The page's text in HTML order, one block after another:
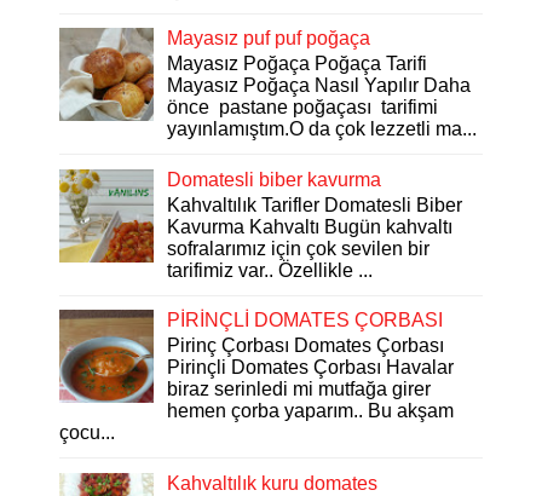
Mayasız puf puf poğaça
Mayasız Poğaça Poğaça Tarifi
Mayasız Poğaça Nasıl Yapılır Daha
önce pastane poğaçası tarifimi
yayınlamıştım.O da çok lezzetli ma...
Domatesli biber kavurma
Kahvaltılık Tarifler Domatesli Biber
Kavurma Kahvaltı Bugün kahvaltı
sofralarımız için çok sevilen bir
tarifimiz var.. Özellikle ...
PİRİNÇLİ DOMATES ÇORBASI
Pirinç Çorbası Domates Çorbası
Pirinçli Domates Çorbası Havalar
biraz serinledi mi mutfağa girer
hemen çorba yaparım.. Bu akşam
çocu...
Kahvaltılık kuru domates